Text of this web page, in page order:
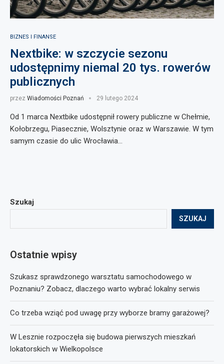
BIZNES I FINANSE
Nextbike: w szczycie sezonu
udostępnimy niemal 20 tys. rowerów
publicznych
przez Wiadomości Poznań 29 lutego 2024
Od 1 marca Nextbike udostępnił rowery publiczne w Chełmie,
Kołobrzegu, Piasecznie, Wolsztynie oraz w Warszawie. W tym
samym czasie do ulic Wrocławia…
Szukaj
SZUKAJ
Ostatnie wpisy
Szukasz sprawdzonego warsztatu samochodowego w
Poznaniu? Zobacz, dlaczego warto wybrać lokalny serwis
Co trzeba wziąć pod uwagę przy wyborze bramy garażowej?
W Lesznie rozpoczęła się budowa pierwszych mieszkań
lokatorskich w Wielkopolsce